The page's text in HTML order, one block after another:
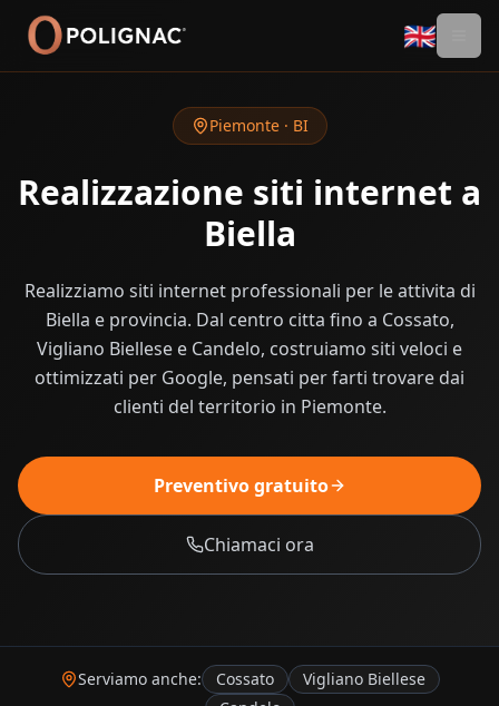
🇬🇧
Piemonte· BI
Realizzazione siti internet a
Biella
Realizziamo siti internet professionali per le attivita di
Biella e provincia. Dal centro citta fino a Cossato,
Vigliano Biellese e Candelo, costruiamo siti veloci e
ottimizzati per Google, pensati per farti trovare dai
clienti del territorio in Piemonte.
Preventivo gratuito
Chiamaci ora
Serviamo anche: Cossato
Vigliano Biellese